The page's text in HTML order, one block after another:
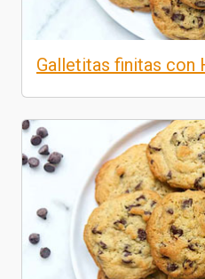
Galletitas finitas con